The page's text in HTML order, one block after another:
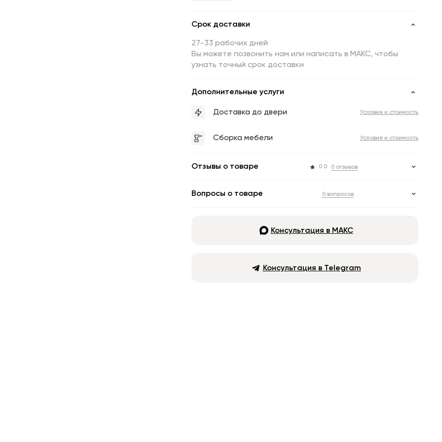
Срок доставки
27-33 рабочих дней
Вы можете позвонить нам или написать в МАКС, чтобы
узнать точный срок доставки
Дополнительные услуги
Доставка до двери Условия и стоимость
Сборка мебели Условия и стоимость
Отзывы о товаре 0.0 0 отзывов
Вопросы о товаре 0 вопросов
Консультация в МАКС
Консультация в Telegram